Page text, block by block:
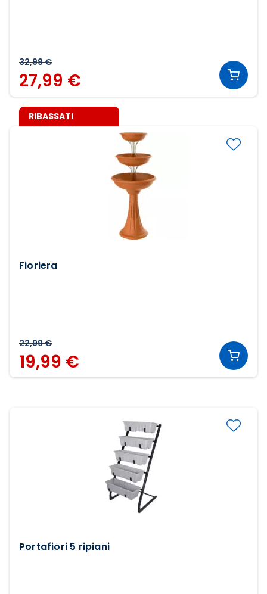
32,99 €
27,99 €
Fioriera
RIBASSATI
22,99 €
19,99 €
Portafiori 5 ripiani